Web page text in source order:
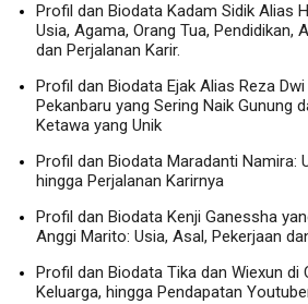
Profil dan Biodata Kadam Sidik Alias
Usia, Agama, Orang Tua, Pendidikan,
dan Perjalanan Karir.
Profil dan Biodata Ejak Alias Reza
Pekanbaru yang Sering Naik Gunung
Ketawa yang Unik
Profil dan Biodata Maradanti Namira:
hingga Perjalanan Karirnya
Profil dan Biodata Kenji Ganessha
Anggi Marito: Usia, Asal, Pekerjaan
Profil dan Biodata Tika dan Wiexun di
Keluarga, hingga Pendapatan